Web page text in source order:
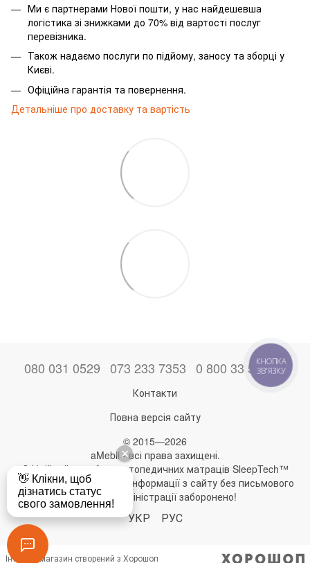
Ми є партнерами Нової пошти, у нас найдешевша
логістика зі знижками до 70% від вартості послуг
перевізника.
Також надаємо послуги по підйому, заносу та зборці у
Києві.
Офіційна гарантія та повернення.
Детальніше про доставку та вартість
080 031 0529 073 233 7353 0 800 33 52 06
Контакти
Повна версія сайту
© 2015—2026
aMebli - всі права захищені.
Офіційний виробник ортопедичних матраців SleepTech™
Будь-яке використання інформації з сайту без письмового
дозволу адміністрації заборонено!
УКР РУС
Інтернет-магазин створений з Хорошоп
КНОПКА
ЗВ'ЯЗКУ